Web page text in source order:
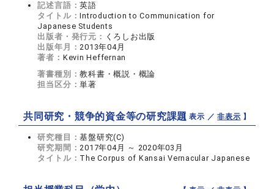
記述言語：英語
タイトル：Introduction to Communication for
Japanese Students
出版者・発行元： くろしお出版
出版年月：2013年04月
著者： Kevin Heffernan
著書種別：教科書・概説・概論
担当区分：単著
共同研究・競争的資金等の研究課題【 表示 ／非表示 】
研究種目：基盤研究(C)
研究期間：2017年04月 ～ 2020年03月
タイトル： The Corpus of Kansai Vernacular Japanese